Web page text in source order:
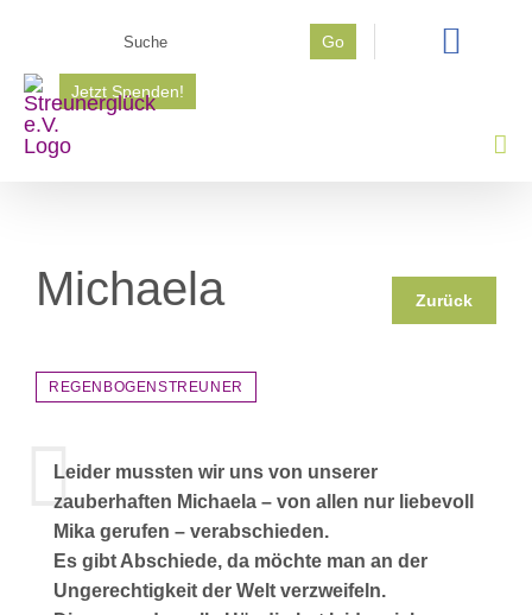
springen
Go
Jetzt Spenden!
Michaela Zurück
REGENBOGENSTREUNER
Leider mussten wir uns von unserer
zauberhaften Michaela – von allen nur liebevoll
Mika gerufen – verabschieden.
Es gibt Abschiede, da möchte man an der
Ungerechtigkeit der Welt verzweifeln.